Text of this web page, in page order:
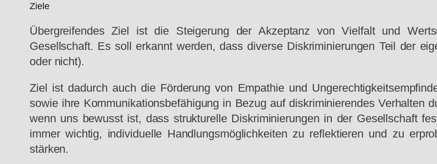
Ziele
Übergreifendes Ziel ist die Steigerung der Akzeptanz von Vielfalt und
Gesellschaft. Es soll erkannt werden, dass diverse Diskriminierungen Teil der
oder nicht).
Ziel ist dadurch auch die Förderung von Empathie und
sowie ihre Kommunikationsbefähigung in Bezug auf diskriminierendes Verhalten
wenn uns bewusst ist, dass strukturelle Diskriminierungen in der Gesellschaft
immer wichtig, individuelle Handlungsmöglichkeiten zu reflektieren und zu
stärken.